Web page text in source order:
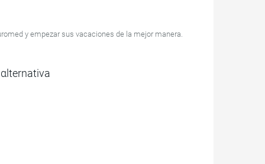
y empezar sus vacaciones de la mejor manera.